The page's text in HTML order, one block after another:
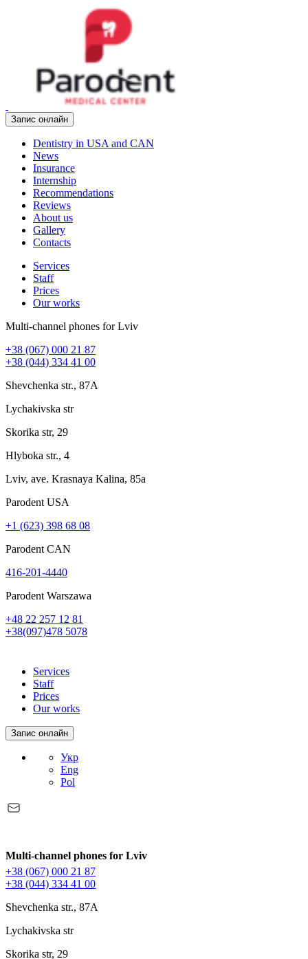
Запис онлайн
Dentistry in USA and CAN
News
Insurance
Internship
Recommendations
Reviews
About us
Gallery
Contacts
Services
Staff
Prices
Our works
Multi-channel phones for Lviv
+38 (067) 000 21 87
+38 (044) 334 41 00
Shevchenka str., 87A
Lychakivska str
Skorika str, 29
Hlyboka str., 4
Lviv, ave. Krasnaya Kalina, 85a
Parodent USА
+1 (623) 398 68 08
Parodent CAN
416-201-4440
Parodent Warszawa
+48 22 257 12 81
+38(097)478 5078
Services
Staff
Prices
Our works
Запис онлайн
Укр
Eng
Pol
Multi-channel phones for Lviv
+38 (067) 000 21 87
+38 (044) 334 41 00
Shevchenka str., 87A
Lychakivska str
Skorika str, 29